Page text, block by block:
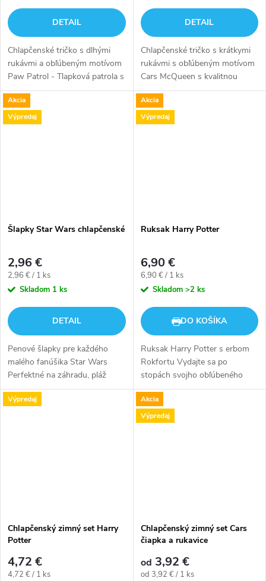
DETAIL
Chlapčenské tričko s dlhými
rukávmi a obľúbeným motívom
Paw Patrol - Tlapková patrola s
kvalitnou potlačou na prednej
strane.
DETAIL
Chlapčenské tričko s krátkymi
rukávmi s obľúbeným motívom
Cars McQueen s kvalitnou
potlačou na prednej strane.
Akcia
Výpredaj
Šlapky Star Wars chlapčenské
2,96 €
Jednotková
cena:
2,96 € / 1 ks
Skladom 1 ks
DETAIL
Penové šlapky pre každého
malého fanúšika Star Wars
Perfektné na záhradu, pláž
alebo k bazénu. Papuče Paw
Patrol sú ľahké, mäkké a veľmi
Akcia
Výpredaj
Ruksak Harry Potter
6,90 €
Jednotková
cena:
6,90 € / 1 ks
Skladom >2 ks
DO KOŠÍKA
Ruksak Harry Potter s erbom
Rokfortu Vydajte sa po
stopách svojho obľúbeného
hrdinu Harryho Pottera a
vstúpte do školy s vlastným
ruksakom s erbom Rokfortu,
Výpredaj
Chlapčenský zimný set Harry
Potter
4,72 €
Jednotková
4,72 € / 1 ks
Akcia
Výpredaj
Chlapčenský zimný set Cars
čiapka a rukavice
od 3,92 €
Jednotková
od 3,92 € / 1 ks